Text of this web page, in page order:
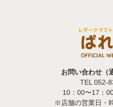
お問い合わせ（
TEL 052-
10：00〜17：
※店舗の営業日・